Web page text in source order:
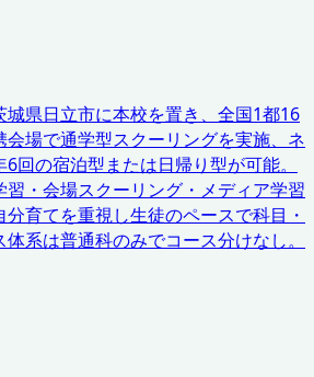
県日立市に本校を置き、全国1都16
場で通学型スクーリングを実施、ネ
回の宿泊型または日帰り型が可能。
・会場スクーリング・メディア学習
育てを重視し生徒のペースで科目・
系は普通科のみでコース分けなし。